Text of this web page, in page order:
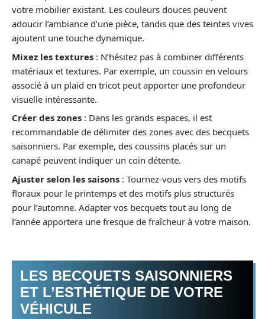
votre mobilier existant. Les couleurs douces peuvent
adoucir l’ambiance d’une pièce, tandis que des teintes vives
ajoutent une touche dynamique.
Mixez les textures : N’hésitez pas à combiner différents
matériaux et textures. Par exemple, un coussin en velours
associé à un plaid en tricot peut apporter une profondeur
visuelle intéressante.
Créer des zones : Dans les grands espaces, il est
recommandable de délimiter des zones avec des becquets
saisonniers. Par exemple, des coussins placés sur un
canapé peuvent indiquer un coin détente.
Ajuster selon les saisons : Tournez-vous vers des motifs
floraux pour le printemps et des motifs plus structurés
pour l’automne. Adapter vos becquets tout au long de
l’année apportera une fresque de fraîcheur à votre maison.
LES BECQUETS SAISONNIERS
ET L’ESTHÉTIQUE DE VOTRE
VÉHICULE